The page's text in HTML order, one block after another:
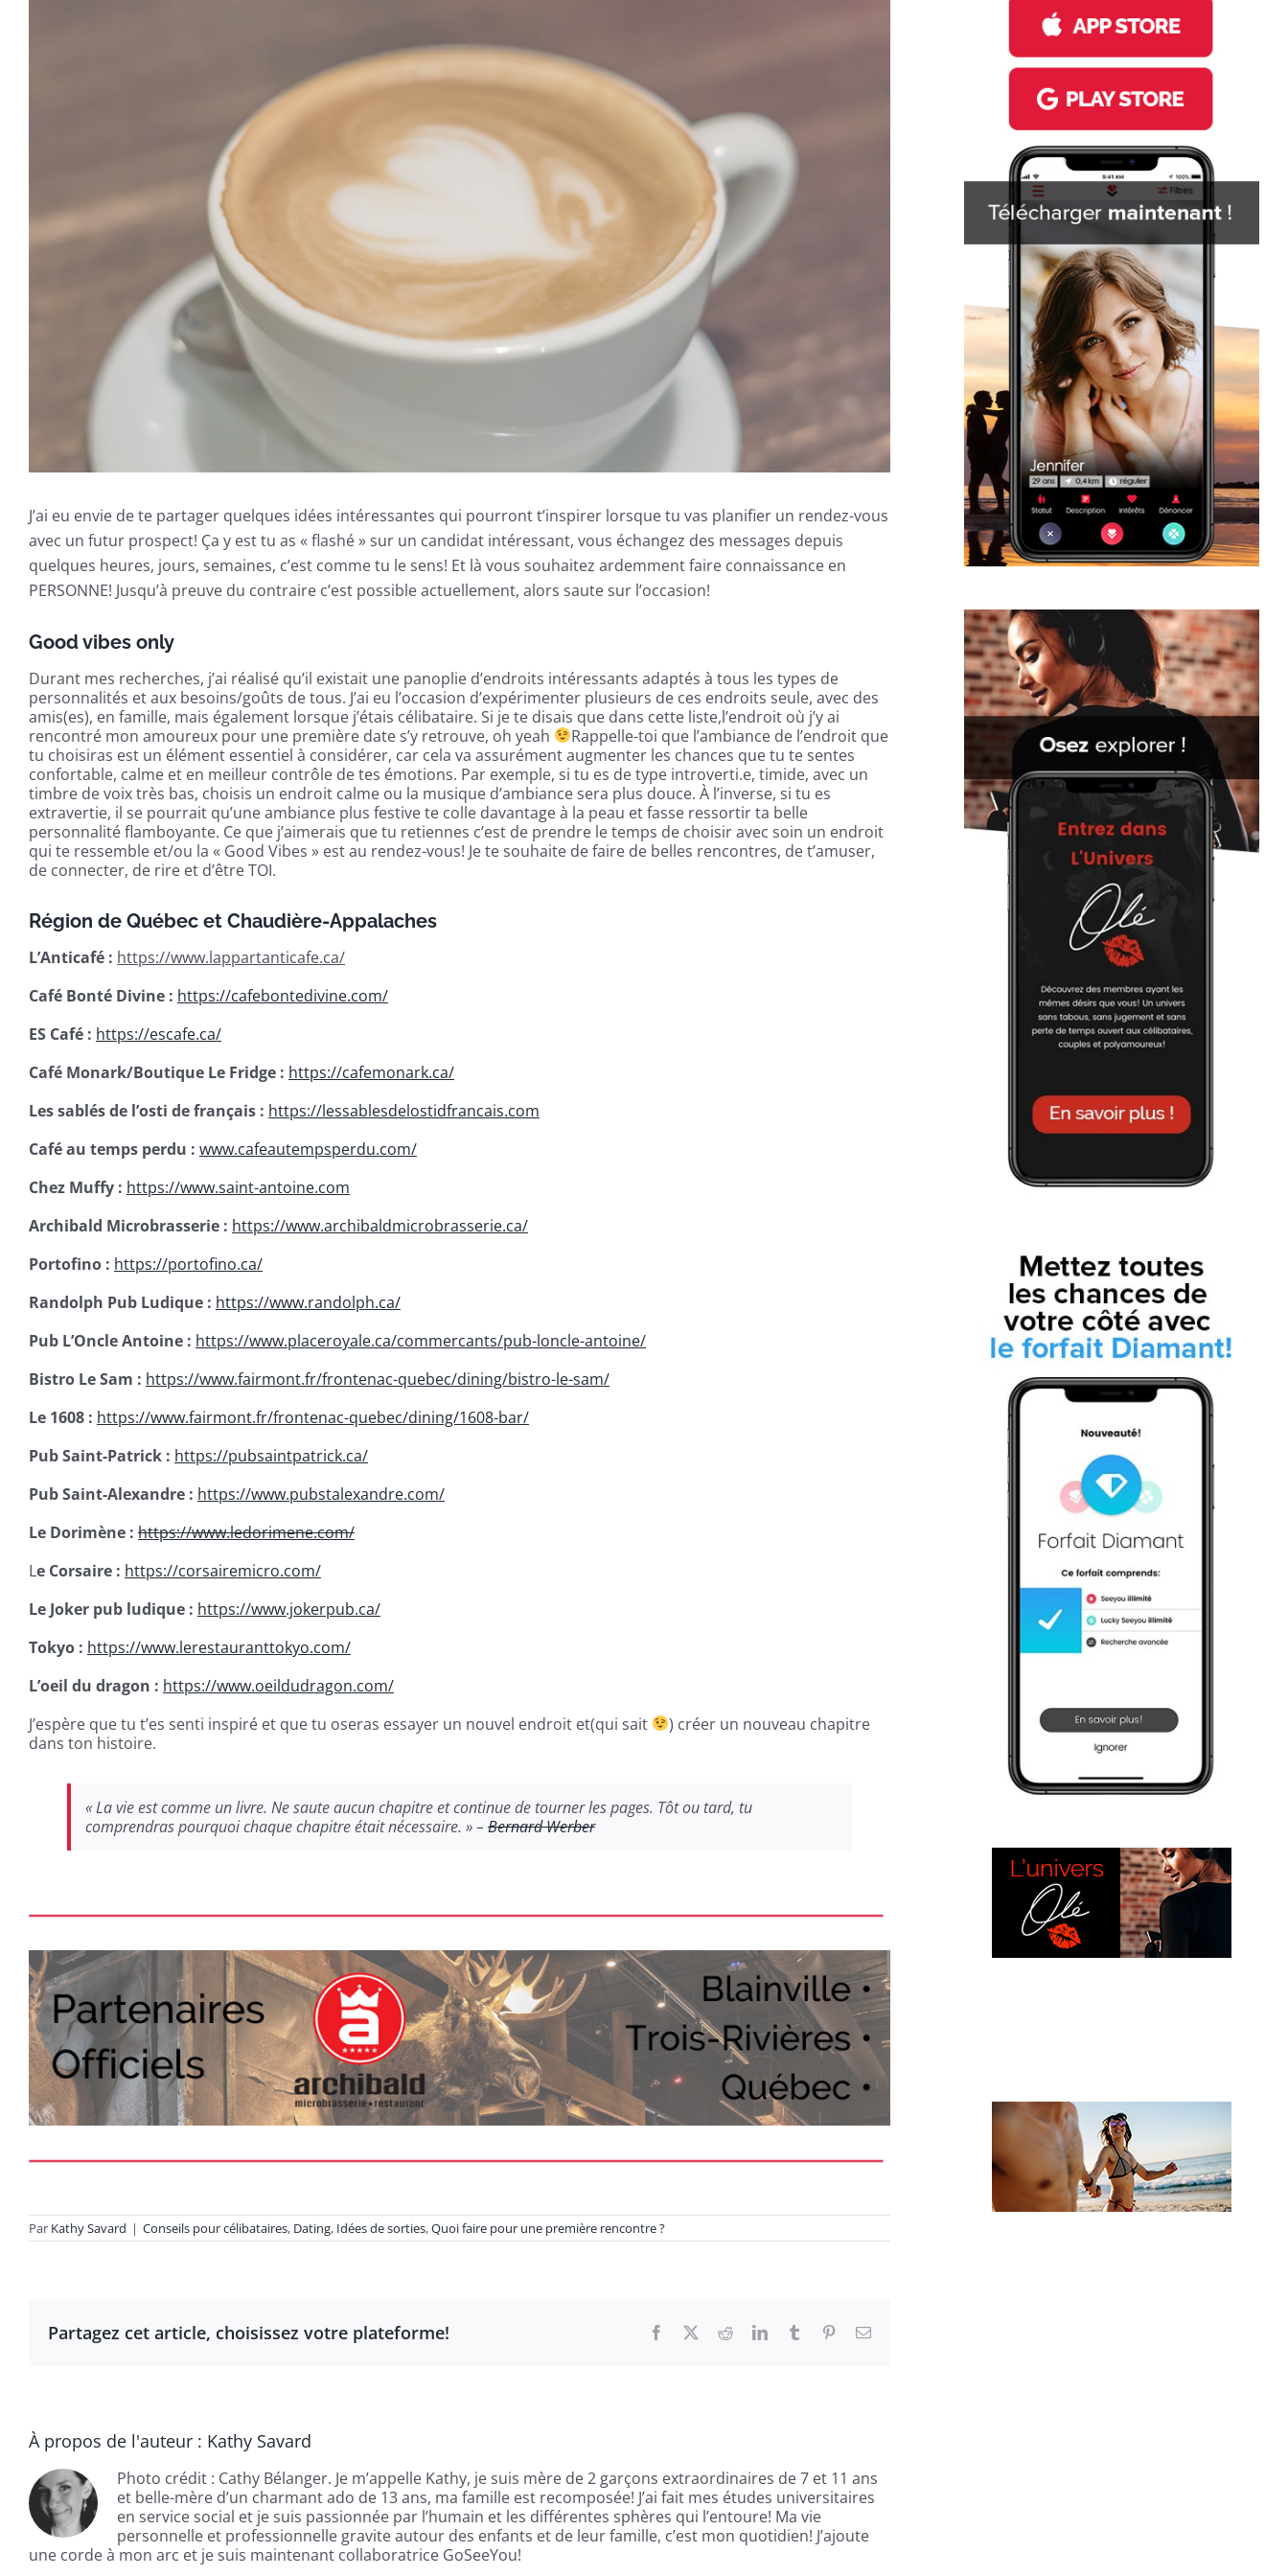
J’ai eu envie de te partager quelques idées intéressantes qui pourront t’inspirer lorsque tu vas planifier un rendez-vous
avec un futur prospect! Ça y est tu as « flashé » sur un candidat intéressant, vous échangez des messages depuis
quelques heures, jours, semaines, c’est comme tu le sens! Et là vous souhaitez ardemment faire connaissance en
PERSONNE! Jusqu’à preuve du contraire c’est possible actuellement, alors saute sur l’occasion!
Good vibes only
Durant mes recherches, j’ai réalisé qu’il existait une panoplie d’endroits intéressants adaptés à tous les types de
personnalités et aux besoins/goûts de tous. J’ai eu l’occasion d’expérimenter plusieurs de ces endroits seule, avec des
amis(es), en famille, mais également lorsque j’étais célibataire. Si je te disais que dans cette liste,l’endroit où j’y ai
rencontré mon amoureux pour une première date s’y retrouve, oh yeah
Rappelle-toi que l’ambiance de l’endroit que
tu choisiras est un élément essentiel à considérer, car cela va assurément augmenter les chances que tu te sentes
confortable, calme et en meilleur contrôle de tes émotions. Par exemple, si tu es de type introverti.e, timide, avec un
timbre de voix très bas, choisis un endroit calme ou la musique d’ambiance sera plus douce. À l’inverse, si tu es
extravertie, il se pourrait qu’une ambiance plus festive te colle davantage à la peau et fasse ressortir ta belle
personnalité flamboyante. Ce que j’aimerais que tu retiennes c’est de prendre le temps de choisir avec soin un endroit
qui te ressemble et/ou la « Good Vibes » est au rendez-vous! Je te souhaite de faire de belles rencontres, de t’amuser,
de connecter, de rire et d’être TOI.
Région de Québec et Chaudière-Appalaches
L’Anticafé : https://www.lappartanticafe.ca/
Café Bonté Divine : https://cafebontedivine.com/
ES Café : https://escafe.ca/
Café Monark/Boutique Le Fridge : https://cafemonark.ca/
Les sablés de l’osti de français : https://lessablesdelostidfrancais.com
Café au temps perdu : www.cafeautempsperdu.com/
Chez Muffy : https://www.saint-antoine.com
Archibald Microbrasserie : https://www.archibaldmicrobrasserie.ca/
Portofino : https://portofino.ca/
Randolph Pub Ludique : https://www.randolph.ca/
Pub L’Oncle Antoine : https://www.placeroyale.ca/commercants/pub-loncle-antoine/
Bistro Le Sam : https://www.fairmont.fr/frontenac-quebec/dining/bistro-le-sam/
Le 1608 : https://www.fairmont.fr/frontenac-quebec/dining/1608-bar/
Pub Saint-Patrick : https://pubsaintpatrick.ca/
Pub Saint-Alexandre : https://www.pubstalexandre.com/
Le Dorimène : https://www.ledorimene.com/
Le Corsaire : https://corsairemicro.com/
Le Joker pub ludique : https://www.jokerpub.ca/
Tokyo : https://www.lerestauranttokyo.com/
L’oeil du dragon : https://www.oeildudragon.com/
J’espère que tu t’es senti inspiré et que tu oseras essayer un nouvel endroit et(qui sait
) créer un nouveau chapitre
dans ton histoire.
« La vie est comme un livre. Ne saute aucun chapitre et continue de tourner les pages. Tôt ou tard, tu
comprendras pourquoi chaque chapitre était nécessaire. » – Bernard Werber
Par Kathy Savard | Conseils pour célibataires, Dating, Idées de sorties,Quoi faire pour une première rencontre ?
Partagez cet article, choisissez votre plateforme! Facebook
X RedditLinkedInTumblrPinterestEmail
À propos de l'auteur : Kathy Savard
Photo crédit : Cathy Bélanger. Je m’appelle Kathy, je suis mère de 2 garçons extraordinaires de 7 et 11 ans
et belle-mère d’un charmant ado de 13 ans, ma famille est recomposée! J’ai fait mes études universitaires
en service social et je suis passionnée par l’humain et les différentes sphères qui l’entoure! Ma vie
personnelle et professionnelle gravite autour des enfants et de leur famille, c’est mon quotidien! J’ajoute
une corde à mon arc et je suis maintenant collaboratrice GoSeeYou!